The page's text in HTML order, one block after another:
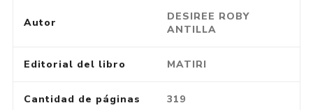
Autor
DESIREE ROBY
ANTILLA
Editorial del libro MATIRI
Cantidad de páginas 319